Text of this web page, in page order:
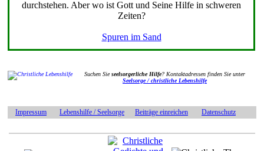
durchstehen. Aber wo ist Gott und Seine Hilfe in schweren
Zeiten?
Spuren im Sand
Suchen Sieseelsorgerliche Hilfe? Kontaktadressen finden Sie unter
Seelsorge / christliche Lebenshilfe
Impressum Lebenshilfe / Seelsorge Beiträge einreichen Datenschutz